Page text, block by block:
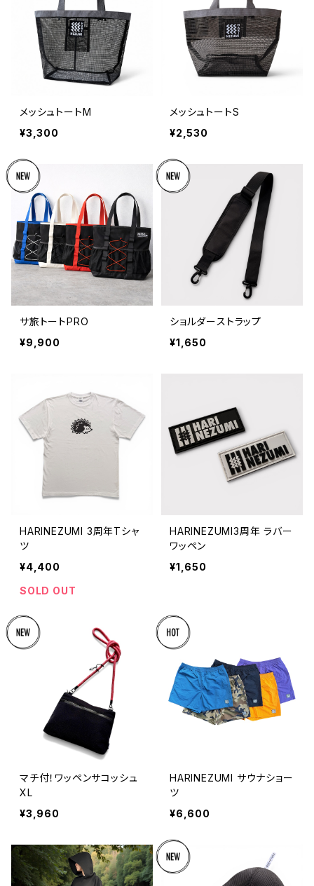
メッシュトートM
¥3,300
メッシュトートS
¥2,530
サ旅トートPRO
¥9,900
ショルダーストラップ
¥1,650
HARINEZUMI 3周年Tシャ
ツ
¥4,400
SOLD OUT
HARINEZUMI3周年 ラバー
ワッペン
¥1,650
マチ付！ワッペンサコッシュ
XL
¥3,960
HARINEZUMI サウナショー
ツ
¥6,600